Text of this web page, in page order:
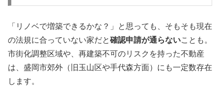
「リノベで増築できるかな？」と思っても、そもそも現在
の法規に合っていない家だと確認申請が通らないことも。
市街化調整区域や、再建築不可のリスクを持った不動産
は、盛岡市郊外（旧玉山区や手代森方面）にも一定数存在
します。